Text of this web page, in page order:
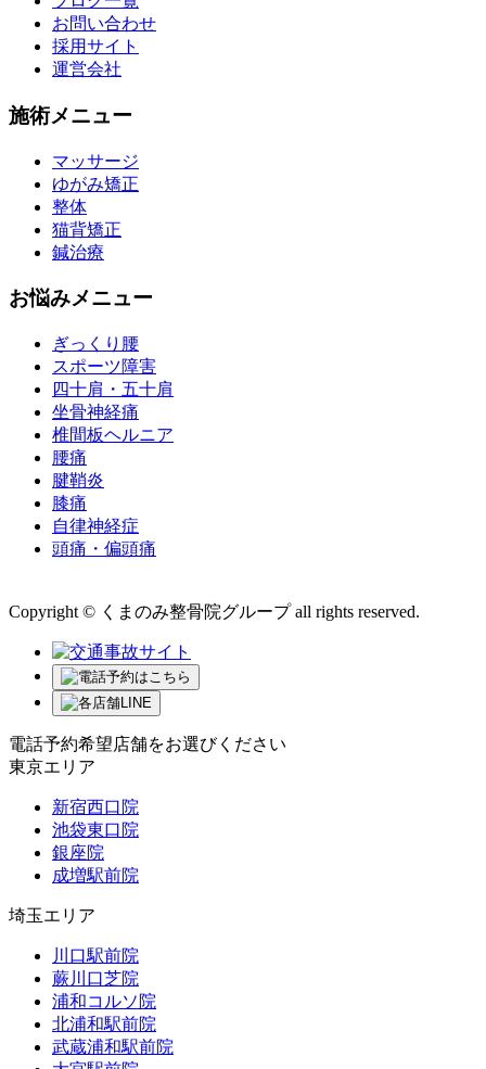
お問い合わせ
採用サイト
運営会社
施術メニュー
マッサージ
ゆがみ矯正
整体
猫背矯正
鍼治療
お悩みメニュー
ぎっくり腰
スポーツ障害
四十肩・五十肩
坐骨神経痛
椎間板ヘルニア
腰痛
腱鞘炎
膝痛
自律神経症
頭痛・偏頭痛
Copyright © くまのみ整骨院グループ all rights reserved.
電話予約希望店舗をお選びください
東京エリア
新宿西口院
池袋東口院
銀座院
成増駅前院
埼玉エリア
川口駅前院
蕨川口芝院
浦和コルソ院
北浦和駅前院
武蔵浦和駅前院